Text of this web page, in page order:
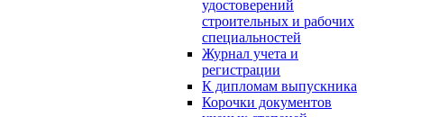
удостоверений
строительных и рабочих
специальностей
Журнал учета и
регистрации
К дипломам выпускника
Корочки документов